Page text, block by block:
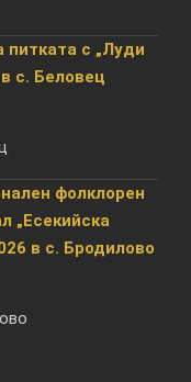
питката с „Луди
с. Беловец
фолклорен
„Есекийска
в с. Бродилово